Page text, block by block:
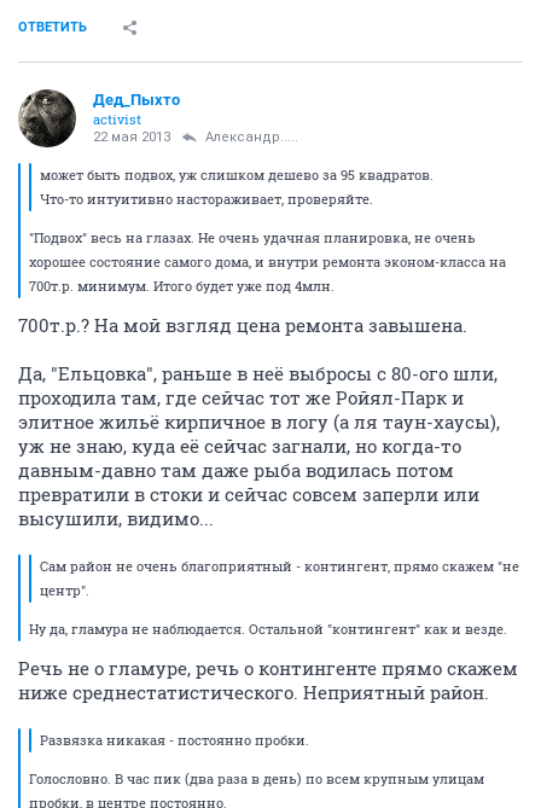
ОТВЕТИТЬ
Дед_Пыхто
activist
22 мая 2013 Александр.....
может быть подвох, уж слишком дешево за 95 квадратов.
Что-то интуитивно настораживает, проверяйте.
"Подвох" весь на глазах. Не очень удачная планировка, не очень
хорошее состояние самого дома, и внутри ремонта эконом-класса на
700т.р. минимум. Итого будет уже под 4млн.
700т.р.? На мой взгляд цена ремонта завышена.
Да, "Ельцовка", раньше в неё выбросы с 80-ого шли,
проходила там, где сейчас тот же Ройял-Парк и
элитное жильё кирпичное в логу (а ля таун-хаусы),
уж не знаю, куда её сейчас загнали, но когда-то
давным-давно там даже рыба водилась потом
превратили в стоки и сейчас совсем заперли или
высушили, видимо...
Сам район не очень благоприятный - контингент, прямо скажем "не
центр".
Ну да, гламура не наблюдается. Остальной "контингент" как и везде.
Речь не о гламуре, речь о контингенте прямо скажем
ниже среднестатистического. Неприятный район.
Развязка никакая - постоянно пробки.
Голословно. В час пик (два раза в день) по всем крупным улицам
пробки, в центре постоянно.